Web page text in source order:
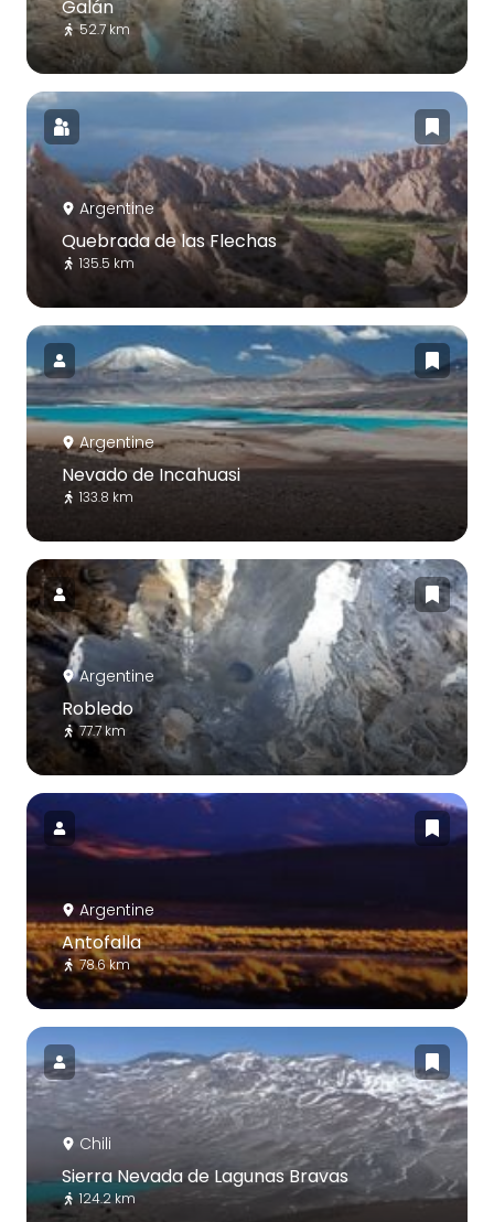
Galán
52.7 km
Argentine
Quebrada de las Flechas
135.5 km
Argentine
Nevado de Incahuasi
133.8 km
Argentine
Robledo
77.7 km
Argentine
Antofalla
78.6 km
Chili
Sierra Nevada de Lagunas Bravas
124.2 km